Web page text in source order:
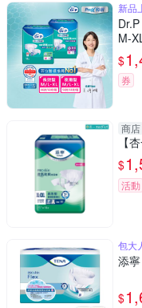
新品
M-
$
券
商店
【
$
活動
包大
添
$